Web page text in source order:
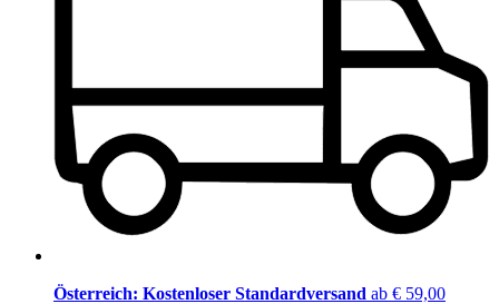
Österreich: Kostenloser Standardversand ab € 59,00